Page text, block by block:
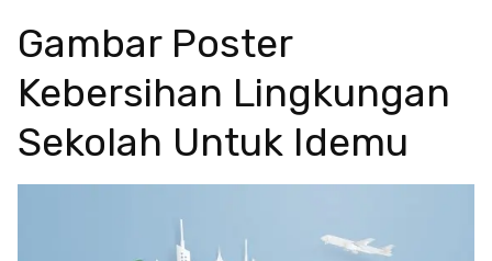
Gambar Poster
Kebersihan Lingkungan
Sekolah Untuk Idemu